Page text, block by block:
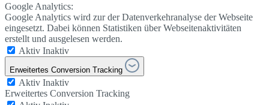
Google Analytics:
Google Analytics wird zur der Datenverkehranalyse der Webseite
eingesetzt. Dabei können Statistiken über Webseitenaktivitäten
erstellt und ausgelesen werden.
Aktiv Inaktiv
Erweitertes Conversion Tracking
Aktiv Inaktiv
Erweitertes Conversion Tracking